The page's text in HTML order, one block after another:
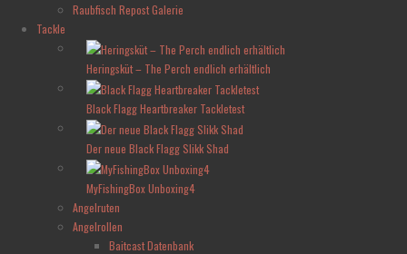
Raubfisch Repost Galerie
Tackle
Heringsküt – The Perch endlich erhältlich
Black Flagg Heartbreaker Tackletest
Der neue Black Flagg Slikk Shad
MyFishingBox Unboxing4
Angelruten
Angelrollen
Baitcast Datenbank